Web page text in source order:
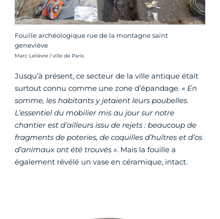
Fouille archéologique rue de la montagne saint
geneviève
Crédit photo :
Marc Lelièvre / ville de Paris
Jusqu’à présent, ce secteur de la ville antique était
surtout connu comme une zone d’épandage. « En
somme, les habitants y jetaient leurs poubelles.
L’essentiel du mobilier mis au jour sur notre
chantier est d’ailleurs issu de rejets : beaucoup de
fragments de poteries, de coquilles d’huîtres et d’os
d’animaux ont été trouvés ». Mais la fouille a
également révélé un vase en céramique, intact.